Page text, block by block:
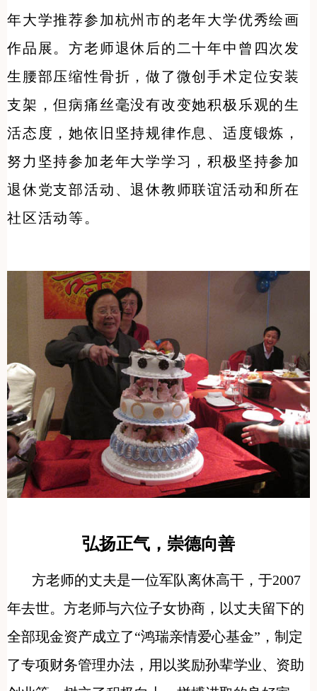
年大学推荐参加杭州市的老年大学优秀绘画
作品展。方老师退休后的二十年中曾四次发
生腰部压缩性骨折，做了微创手术定位安装
支架，但病痛丝毫没有改变她积极乐观的生
活态度，她依旧坚持规律作息、适度锻炼，
努力坚持参加老年大学学习，积极坚持参加
退休党支部活动、退休教师联谊活动和所在
社区活动等。
弘扬正气，崇德向善
方老师的丈夫是一位军队离休高干，于2007
年去世。方老师与六位子女协商，以丈夫留下的
全部现金资产成立了“鸿瑞亲情爱心基金”，制定
了专项财务管理办法，用以奖励孙辈学业、资助